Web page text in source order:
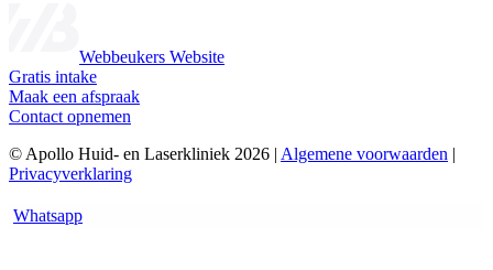
Webbeukers Website
Gratis intake
Maak een afspraak
Contact opnemen
© Apollo Huid- en Laserkliniek 2026 | Algemene voorwaarden |
Privacyverklaring
Whatsapp